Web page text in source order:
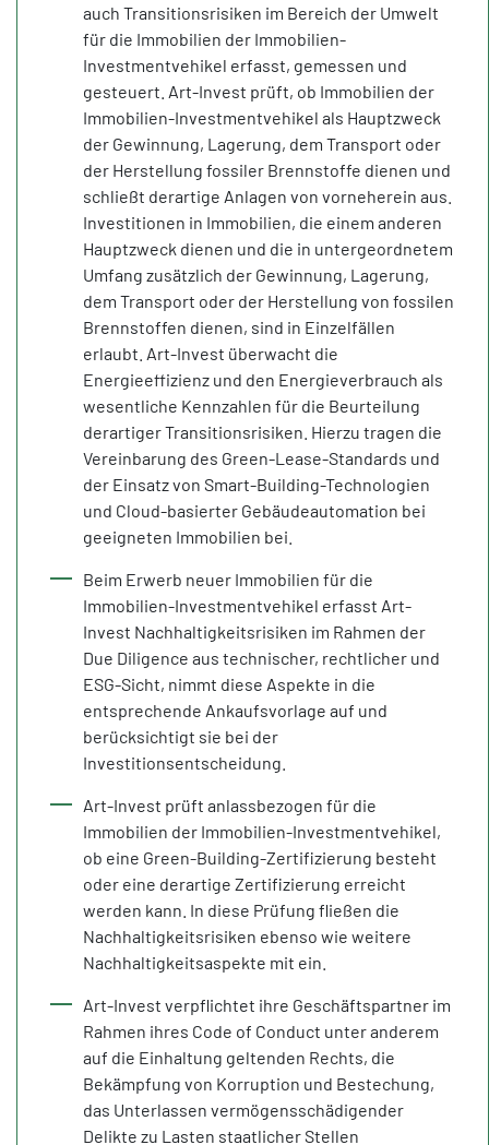
auch Transitionsrisiken im Bereich der Umwelt
für die Immobilien der Immobilien-
Investmentvehikel erfasst, gemessen und
gesteuert. Art-Invest prüft, ob Immobilien der
Immobilien-Investmentvehikel als Hauptzweck
der Gewinnung, Lagerung, dem Transport oder
der Herstellung fossiler Brennstoffe dienen und
schließt derartige Anlagen von vorneherein aus.
Investitionen in Immobilien, die einem anderen
Hauptzweck dienen und die in untergeordnetem
Umfang zusätzlich der Gewinnung, Lagerung,
dem Transport oder der Herstellung von fossilen
Brennstoffen dienen, sind in Einzelfällen
erlaubt. Art-Invest überwacht die
Energieeffizienz und den Energieverbrauch als
wesentliche Kennzahlen für die Beurteilung
derartiger Transitionsrisiken. Hierzu tragen die
Vereinbarung des Green-Lease-Standards und
der Einsatz von Smart-Building-Technologien
und Cloud-basierter Gebäudeautomation bei
geeigneten Immobilien bei.
Beim Erwerb neuer Immobilien für die
Immobilien-Investmentvehikel erfasst Art-
Invest Nachhaltigkeitsrisiken im Rahmen der
Due Diligence aus technischer, rechtlicher und
ESG-Sicht, nimmt diese Aspekte in die
entsprechende Ankaufsvorlage auf und
berücksichtigt sie bei der
Investitionsentscheidung.
Art-Invest prüft anlassbezogen für die
Immobilien der Immobilien-Investmentvehikel,
ob eine Green-Building-Zertifizierung besteht
oder eine derartige Zertifizierung erreicht
werden kann. In diese Prüfung fließen die
Nachhaltigkeitsrisiken ebenso wie weitere
Nachhaltigkeitsaspekte mit ein.
Art-Invest verpflichtet ihre Geschäftspartner im
Rahmen ihres Code of Conduct unter anderem
auf die Einhaltung geltenden Rechts, die
Bekämpfung von Korruption und Bestechung,
das Unterlassen vermögensschädigender
Delikte zu Lasten staatlicher Stellen